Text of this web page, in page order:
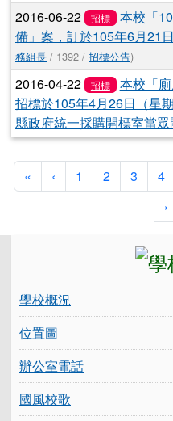
2016-06-22 招標
本校「
備」案，訂於105年6月21
務組長 / 1392 / 招標公告)
2016-04-22 招標
本校「
招標於105年4月26日（星
縣政府統一採購開標室當眾
« 第一頁
‹ 上一頁
1 2 3 4
›
學校概況
位置圖
辦公室電話
國風校歌